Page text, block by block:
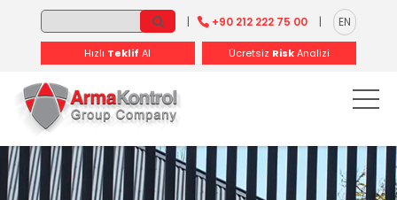
-- -
| +90 212 222 75 00 | EN
Hızlı Teklif Al Ücretsiz RiskAnalizi